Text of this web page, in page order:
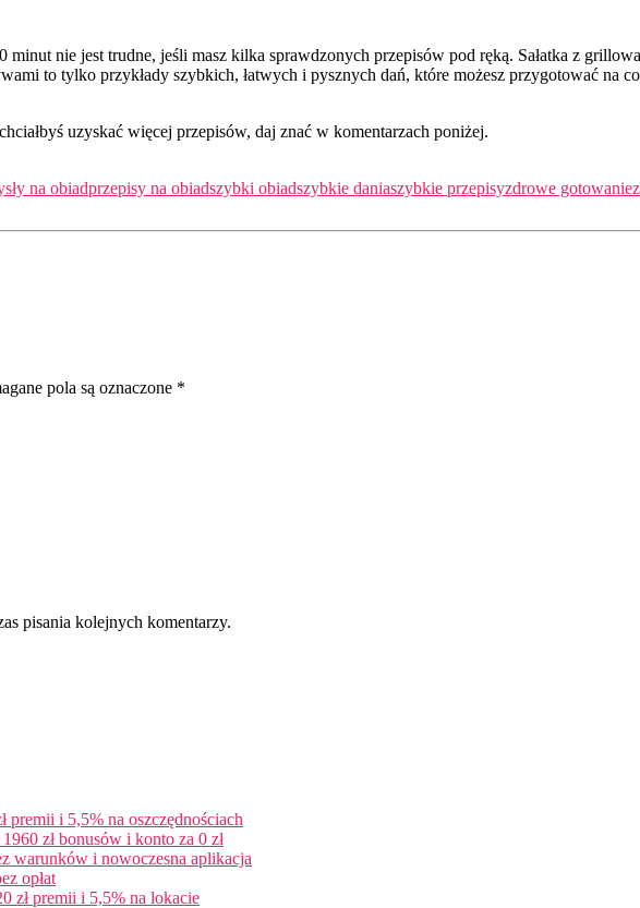
minut nie jest trudne, jeśli masz kilka sprawdzonych przepisów pod ręką. Sałatka z
to tylko przykłady szybkich, łatwych i pysznych dań, które możesz przygotować na
uzyskać więcej przepisów, daj znać w komentarzach poniżej.
na obiadprzepisy na obiadszybki obiadszybkie daniaszybkie przepisyzdrowe gotowanie
pola są oznaczone *
pisania kolejnych komentarzy.
i 5,5% na oszczędnościach
zł bonusów i konto za 0 zł
warunków i nowoczesna aplikacja
opłat
zł premii i 5,5% na lokacie